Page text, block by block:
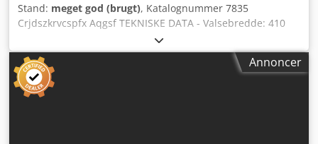
Stand: meget god (brugt), Katalognummer 7835
Crjdszkrvcspfx Aqgsf TEKNISKE DATA - Valsebredde: 410
mm - Lydreducerende kam - Antal knive: 4 stk -
Bordlængde: 2500 mm - Støbejernsborde - Begge borde
justerbare - Original, vinklingsjusterbar fører - Motor: 4 kW
- Elektrisk bremse - Udsugningsstuds diameter: 125 mm -
Dimensioner (L/B/H): 2500x820x1210 mm - Vægt: 910 kg
Annoncer